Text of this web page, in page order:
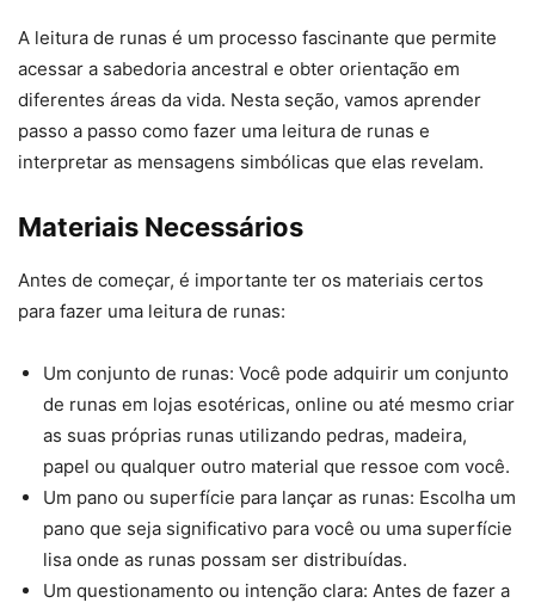
A leitura de runas é um processo fascinante que permite
acessar a sabedoria ancestral e obter orientação em
diferentes áreas da vida. Nesta seção, vamos aprender
passo a passo como fazer uma leitura de runas e
interpretar as mensagens simbólicas que elas revelam.
Materiais Necessários
Antes de começar, é importante ter os materiais certos
para fazer uma leitura de runas:
Um conjunto de runas: Você pode adquirir um conjunto
de runas em lojas esotéricas, online ou até mesmo criar
as suas próprias runas utilizando pedras, madeira,
papel ou qualquer outro material que ressoe com você.
Um pano ou superfície para lançar as runas: Escolha um
pano que seja significativo para você ou uma superfície
lisa onde as runas possam ser distribuídas.
Um questionamento ou intenção clara: Antes de fazer a